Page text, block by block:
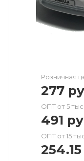
Розничная
277
ОПТ от 5 тыс.
491
ОПТ от 15
254.15